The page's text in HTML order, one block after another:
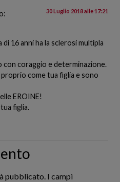
30 Luglio 2018 alle 17:21
di 16 anni ha la sclerosi multipla
coraggio e determinazione.
come tua figlia e sono
EROINE!
figlia.
pubblicato. I campi